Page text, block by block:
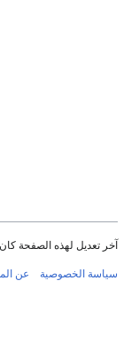
آخر تعديل لهذه الصفحة كان في 05:59, 10
سياسة الخصوصية عن